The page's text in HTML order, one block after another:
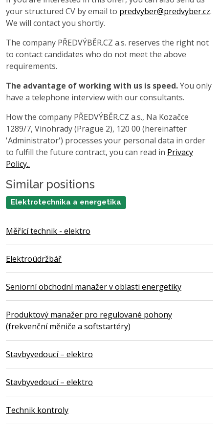
your structured CV by email to predvyber@predvyber.cz.
We will contact you shortly.
The company PŘEDVÝBĚR.CZ a.s. reserves the right not
to contact candidates who do not meet the above
requirements.
The advantage of working with us is speed.You only
have a telephone interview with our consultants.
How the company PŘEDVÝBĚR.CZ a.s., Na Kozačce
1289/7, Vinohrady (Prague 2), 120 00 (hereinafter
'Administrator') processes your personal data in order
to fulfill the future contract, you can read in Privacy
Policy..
Similar positions
Elektrotechnika a energetika
Měřící technik - elektro
Elektroúdržbář
Seniorní obchodní manažer v oblasti energetiky
Produktový manažer pro regulované pohony
(frekvenční měniče a softstartéry)
Stavbyvedoucí – elektro
Stavbyvedoucí – elektro
Technik kontroly